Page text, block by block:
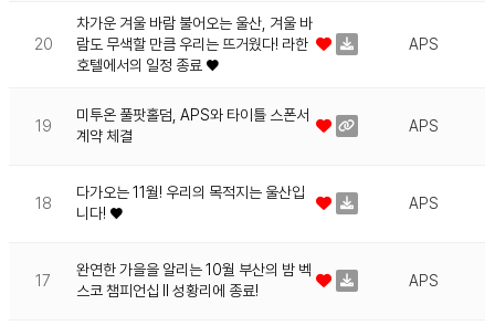
20
차가운 겨울 바람 불어오는 울산, 겨울 바
람도 무색할 만큼 우리는 뜨거웠다! 라한
호텔에서의 일정 종료 ♥
APS
19
미투온 풀팟홀덤, APS와 타이틀 스폰서
계약 체결
APS
18
다가오는 11월! 우리의 목적지는 울산입
니다! ♥
APS
17
완연한 가을을 알리는 10월 부산의 밤 벡
스코 챔피언십 II 성황리에 종료!
APS